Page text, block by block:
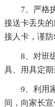
7、严格
接送卡丢失
接人卡，谨防
8、对班
具、用具定期
9、利用
间，向家长